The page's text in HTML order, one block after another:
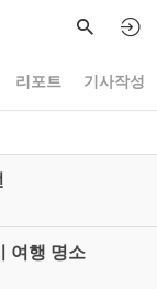
리포트 기사작성
여행 명소